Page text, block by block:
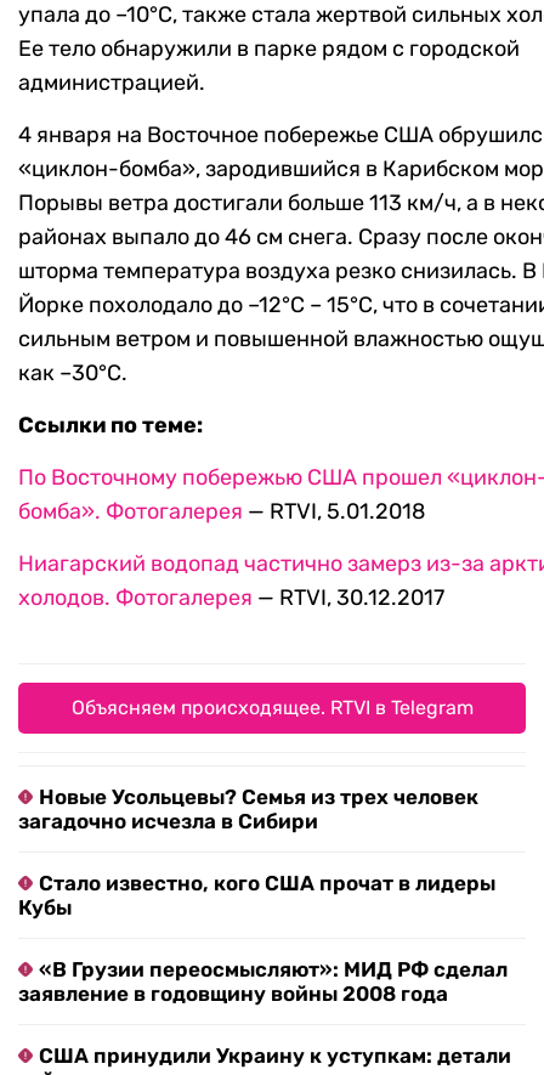
упала до –10°C, также стала жертвой сильных
Ее тело обнаружили в парке рядом с городской
администрацией.
4 января на Восточное побережье США
«циклон-бомба», зародившийся в Карибском
Порывы ветра достигали больше 113 км/ч, а в
районах выпало до 46 см снега. Сразу после
шторма температура воздуха резко снизилась.
Йорке похолодало до –12°C – 15°C, что в
сильным ветром и повышенной влажностью
как –30°C.
Ссылки по теме:
По Восточному побережью США прошел
бомба». Фотогалерея — RTVI, 5.01.2018
Ниагарский водопад частично замерз из-за
холодов. Фотогалерея — RTVI, 30.12.2017
Объясняем происходящее. RTVI в Telegram
Новые Усольцевы? Семья из трех человек
загадочно исчезла в Сибири
Стало известно, кого США прочат в лидеры
Кубы
«В Грузии переосмысляют»: МИД РФ сделал
заявление в годовщину войны 2008 года
США принудили Украину к уступкам: детали